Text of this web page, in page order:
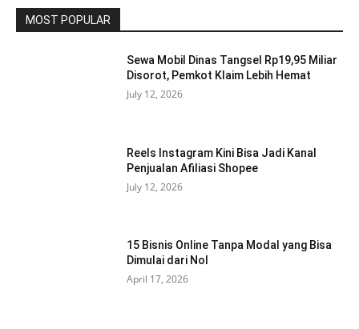
MOST POPULAR
Sewa Mobil Dinas Tangsel Rp19,95 Miliar
Disorot, Pemkot Klaim Lebih Hemat
July 12, 2026
Reels Instagram Kini Bisa Jadi Kanal
Penjualan Afiliasi Shopee
July 12, 2026
15 Bisnis Online Tanpa Modal yang Bisa
Dimulai dari Nol
April 17, 2026